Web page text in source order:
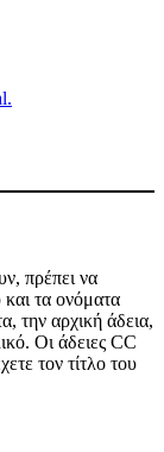
πρέπει να
τα ονόματα
την αρχική άδεια,
Οι άδειες CC
τον τίτλο του